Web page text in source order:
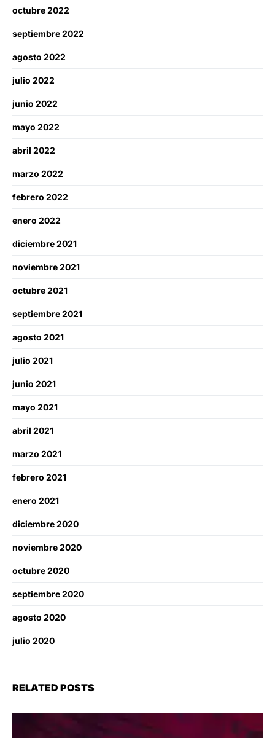
octubre 2022
septiembre 2022
agosto 2022
julio 2022
junio 2022
mayo 2022
abril 2022
marzo 2022
febrero 2022
enero 2022
diciembre 2021
noviembre 2021
octubre 2021
septiembre 2021
agosto 2021
julio 2021
junio 2021
mayo 2021
abril 2021
marzo 2021
febrero 2021
enero 2021
diciembre 2020
noviembre 2020
octubre 2020
septiembre 2020
agosto 2020
julio 2020
RELATED POSTS